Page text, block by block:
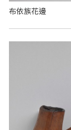
布依族花邊